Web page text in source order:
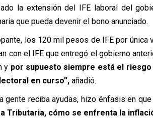
la extensión del IFE laboral del
que pueda devenir el bono anunciado.
los 120 mil pesos de IFE por
con el IFE que entregó el gobierno
y por supuesto siempre está el
en curso”,añadió.
gente reciba ayudas, hizo énfasis en que
Tributaria, cómo se enfrenta la